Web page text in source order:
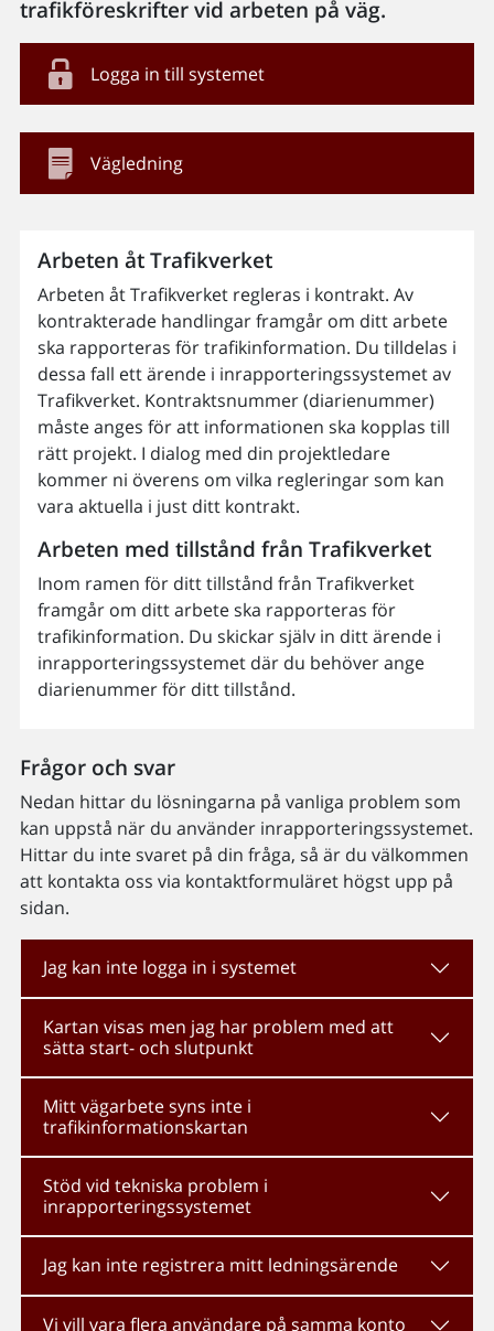
trafikföreskrifter vid arbeten på väg.
Logga in till systemet
Vägledning
Arbeten åt Trafikverket
Arbeten åt Trafikverket regleras i kontrakt. Av
kontrakterade handlingar framgår om ditt arbete
ska rapporteras för trafikinformation. Du tilldelas i
dessa fall ett ärende i inrapporteringssystemet av
Trafikverket. Kontraktsnummer (diarienummer)
måste anges för att informationen ska kopplas till
rätt projekt. I dialog med din projektledare
kommer ni överens om vilka regleringar som kan
vara aktuella i just ditt kontrakt.
Arbeten med tillstånd från Trafikverket
Inom ramen för ditt tillstånd från Trafikverket
framgår om ditt arbete ska rapporteras för
trafikinformation. Du skickar själv in ditt ärende i
inrapporteringssystemet där du behöver ange
diarienummer för ditt tillstånd.
Frågor och svar
Nedan hittar du lösningarna på vanliga problem som
kan uppstå när du använder inrapporteringssystemet.
Hittar du inte svaret på din fråga, så är du välkommen
att kontakta oss via kontaktformuläret högst upp på
sidan.
Jag kan inte logga in i systemet
Kartan visas men jag har problem med att
sätta start- och slutpunkt
Mitt vägarbete syns inte i
trafikinformationskartan
Stöd vid tekniska problem i
inrapporteringssystemet
Jag kan inte registrera mitt ledningsärende
Vi vill vara flera användare på samma konto